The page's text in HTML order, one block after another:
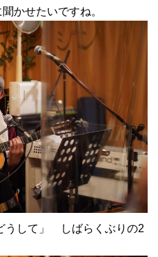
かせたいですね。
して」 しばらくぶりの2